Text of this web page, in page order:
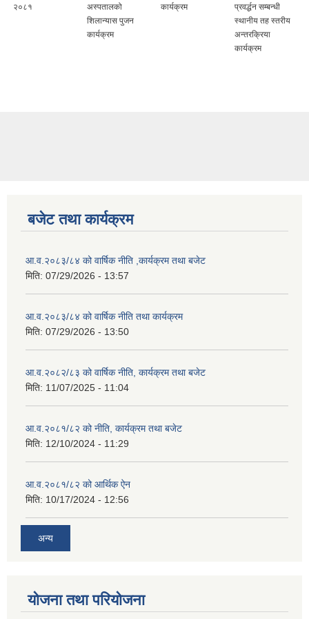
२०८१
अस्पतालको
शिलान्यास पुजन
कार्यक्रम
कार्यक्रम
प्रवर्द्धन सम्बन्धी
स्थानीय तह स्तरीय
अन्तरक्रिया
कार्यक्रम
बजेट तथा कार्यक्रम
आ.व.२०८३/८४ को वार्षिक नीति ,कार्यक्रम तथा बजेट
मिति: 07/29/2026 - 13:57
आ.व.२०८३/८४ को वार्षिक नीति तथा कार्यक्रम
मिति: 07/29/2026 - 13:50
आ.व.२०८२/८३ को वार्षिक नीति, कार्यक्रम तथा बजेट
मिति: 11/07/2025 - 11:04
आ.व.२०८१/८२ को नीति, कार्यक्रम तथा बजेट
मिति: 12/10/2024 - 11:29
आ.व.२०८१/८२ को आर्थिक ऐन
मिति: 10/17/2024 - 12:56
अन्य
योजना तथा परियोजना